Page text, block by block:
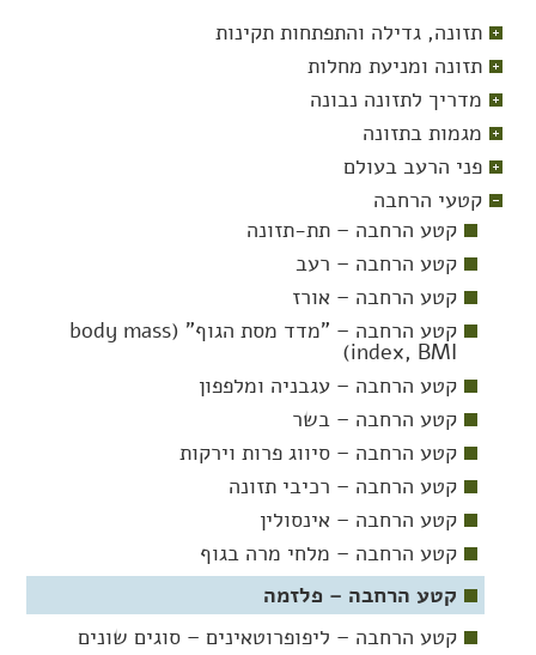
תזונה, גדילה והתפתחות תקינות
תזונה ומניעת מחלות
מדריך לתזונה נבונה
מגמות בתזונה
פני הרעב בעולם
קטעי הרחבה
קטע הרחבה – תת-תזונה
קטע הרחבה – רעב
קטע הרחבה – אורז
קטע הרחבה – "מדד מסת הגוף" (body mass
index, BMI)
קטע הרחבה – עגבניה ומלפפון
קטע הרחבה – בשר
קטע הרחבה – סיווג פרות וירקות
קטע הרחבה – רכיבי תזונה
קטע הרחבה – אינסולין
קטע הרחבה – מלחי מרה בגוף
קטע הרחבה – פלזמה
קטע הרחבה – ליפופרוטאינים – סוגים שונים